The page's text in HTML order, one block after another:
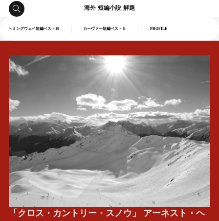
海外 短編小説 解題
ヘミングウェイ短編ベスト10 カーヴァー短編ベスト５ PROFILE
「クロス・カントリー・スノウ」 アーネスト・ヘ